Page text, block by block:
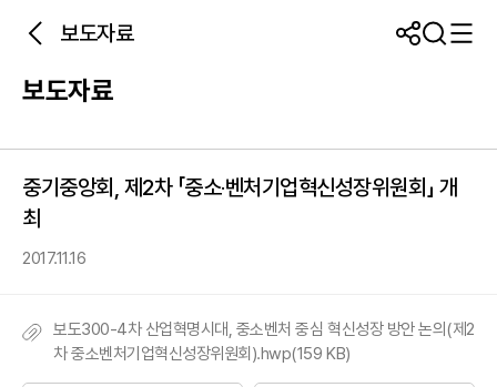
보도자료
보도자료
중기중앙회, 제2차 「중소‧벤처기업혁신성장위원회」 개
최
2017.11.16
보도300-4차 산업혁명시대, 중소벤처 중심 혁신성장 방안 논의(제2
차 중소벤처기업혁신성장위원회).hwp(159 KB)